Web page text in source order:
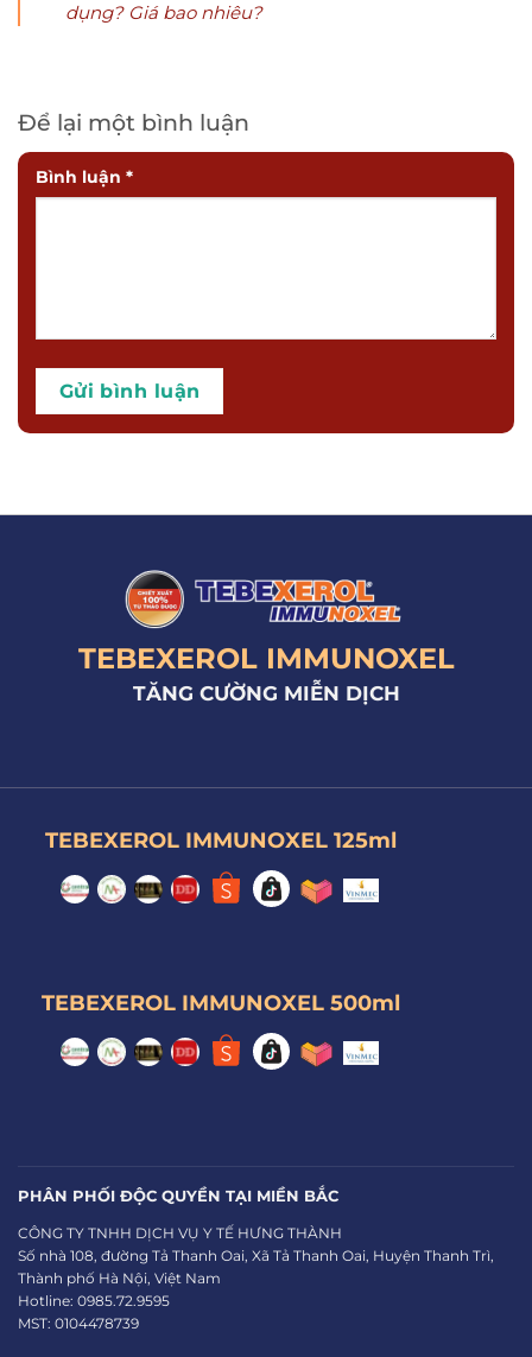
dụng? Giá bao nhiêu?
Để lại một bình luận
Bình luận *
TEBEXEROL IMMUNOXEL
TĂNG CƯỜNG MIỄN DỊCH
TEBEXEROL IMMUNOXEL 125ml
TEBEXEROL IMMUNOXEL 500ml
PHÂN PHỐI ĐỘC QUYỀN TẠI MIỀN BẮC
CÔNG TY TNHH DỊCH VỤ Y TẾ HƯNG THÀNH
Số nhà 108, đường Tả Thanh Oai, Xã Tả Thanh Oai, Huyện Thanh Trì,
Thành phố Hà Nội, Việt Nam
Hotline: 0985.72.9595
MST: 0104478739